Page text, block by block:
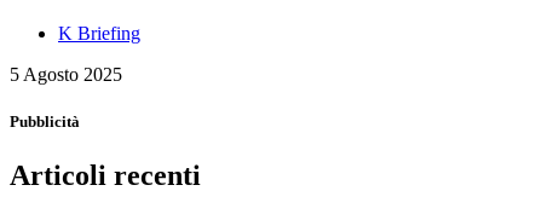
K Briefing
5 Agosto 2025
Pubblicità
Articoli recenti